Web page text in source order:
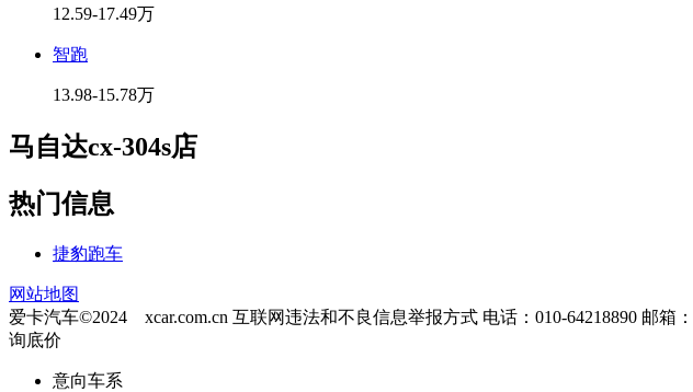
12.59-17.49万
智跑
13.98-15.78万
马自达cx-304s店
热门信息
捷豹跑车
网站地图
爱卡汽车©2024 xcar.com.cn 互联网违法和不良信息举报方式 电话：010-64218890 邮箱：
询底价
意向车系